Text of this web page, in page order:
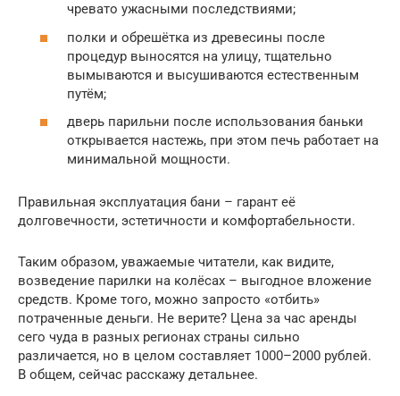
чревато ужасными последствиями;
полки и обрешётка из древесины после
процедур выносятся на улицу, тщательно
вымываются и высушиваются естественным
путём;
дверь парильни после использования баньки
открывается настежь, при этом печь работает на
минимальной мощности.
Правильная эксплуатация бани – гарант её
долговечности, эстетичности и комфортабельности.
Таким образом, уважаемые читатели, как видите,
возведение парилки на колёсах – выгодное вложение
средств. Кроме того, можно запросто «отбить»
потраченные деньги. Не верите? Цена за час аренды
сего чуда в разных регионах страны сильно
различается, но в целом составляет 1000–2000 рублей.
В общем, сейчас расскажу детальнее.